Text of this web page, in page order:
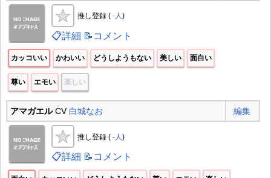
推し登録 ( -人)
📋詳細 📝コメント
カッコいい かわいい どうしようもない 美しい 面白い
尊い エモい 楽しい
アマガエルCV 白城なお 編集
推し登録 ( -人 )
📋詳細 📝コメント